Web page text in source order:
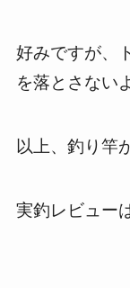
好みですが、
を落とさない
以上、釣り竿
実釣レビュー